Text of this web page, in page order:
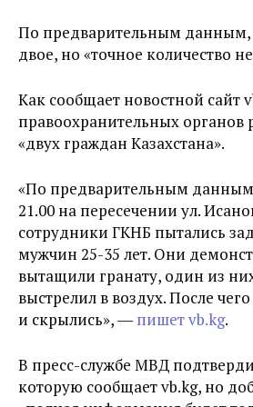
По предварительным
двое, но «точное количество
Как сообщает новостной сайт
правоохранительных органов
«двух граждан Казахстана».
«По предварительным
21.00 на пересечении ул.
сотрудники ГКНБ пытались
мужчин 25-35 лет. Они
вытащили гранату, один из
выстрелил в воздух. После
и скрылись», ― пишет vb.kg.
В пресс-службе МВД
которую сообщает vb.kg, но